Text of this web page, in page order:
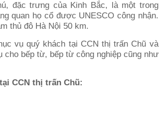
đặc trưng của Kinh Bắc, là một trong
quan họ cổ được UNESCO công nhận.
thủ đô Hà Nội 50 km.
vụ quý khách tại CCN thị trấn Chũ và
bếp từ, bếp từ công nghiệp cũng như
CCN thị trấn Chũ: